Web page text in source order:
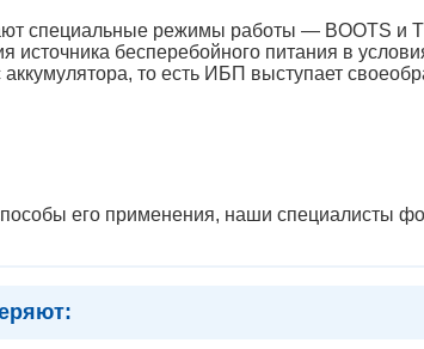
специальные режимы работы — BOOTS и
источника бесперебойного питания в
то есть ИБП выступает
его применения, наши специалисты